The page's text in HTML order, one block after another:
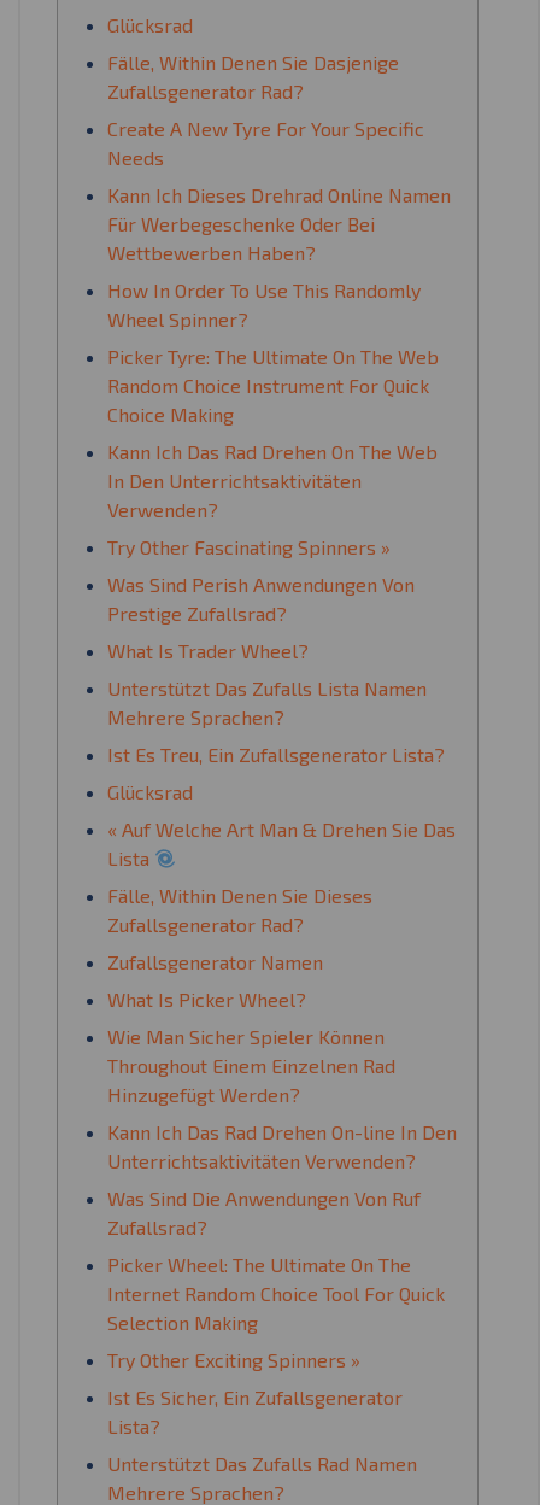
Glücksrad
Fälle, Within Denen Sie Dasjenige
Zufallsgenerator Rad?
Create A New Tyre For Your Specific
Needs
Kann Ich Dieses Drehrad Online Namen
Für Werbegeschenke Oder Bei
Wettbewerben Haben?
How In Order To Use This Randomly
Wheel Spinner?
Picker Tyre: The Ultimate On The Web
Random Choice Instrument For Quick
Choice Making
Kann Ich Das Rad Drehen On The Web
In Den Unterrichtsaktivitäten
Verwenden?
Try Other Fascinating Spinners »
Was Sind Perish Anwendungen Von
Prestige Zufallsrad?
What Is Trader Wheel?
Unterstützt Das Zufalls Lista Namen
Mehrere Sprachen?
Ist Es Treu, Ein Zufallsgenerator Lista?
Glücksrad
« Auf Welche Art Man & Drehen Sie Das
Lista
Fälle, Within Denen Sie Dieses
Zufallsgenerator Rad?
Zufallsgenerator Namen
What Is Picker Wheel?
Wie Man Sicher Spieler Können
Throughout Einem Einzelnen Rad
Hinzugefügt Werden?
Kann Ich Das Rad Drehen On-line In Den
Unterrichtsaktivitäten Verwenden?
Was Sind Die Anwendungen Von Ruf
Zufallsrad?
Picker Wheel: The Ultimate On The
Internet Random Choice Tool For Quick
Selection Making
Try Other Exciting Spinners »
Ist Es Sicher, Ein Zufallsgenerator
Lista?
Unterstützt Das Zufalls Rad Namen
Mehrere Sprachen?